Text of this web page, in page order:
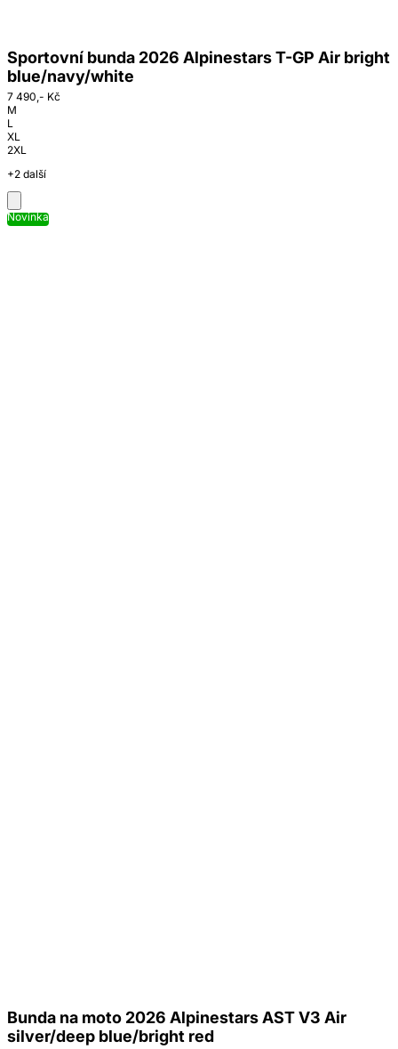
Sportovní bunda 2026 Alpinestars T-GP Air bright
blue/navy/white
7 490,- Kč
M
L
XL
2XL
+2 další
Novinka
Bunda na moto 2026 Alpinestars AST V3 Air
silver/deep blue/bright red